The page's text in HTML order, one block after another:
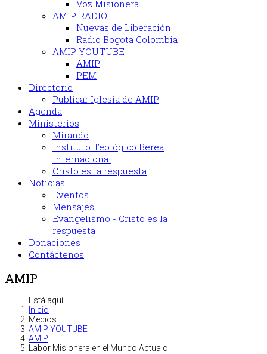
Voz Misionera
AMIP RADIO
Nuevas de Liberación
Radio Bogota Colombia
AMIP YOUTUBE
AMIP
PEM
Directorio
Publicar Iglesia de AMIP
Agenda
Ministerios
Mirando
Instituto Teológico Berea
Internacional
Cristo es la respuesta
Noticias
Eventos
Mensajes
Evangelismo - Cristo es la
respuesta
Donaciones
Contáctenos
AMIP
Está aquí:
Inicio
Medios
AMIP YOUTUBE
AMIP
Labor Misionera en el Mundo Actualo